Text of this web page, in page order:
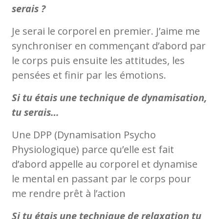
serais ?
Je serai le corporel en premier. J’aime me
synchroniser en commençant d’abord par
le corps puis ensuite les attitudes, les
pensées et finir par les émotions.
Si tu étais une technique de dynamisation,
tu serais…
Une DPP (Dynamisation Psycho
Physiologique) parce qu’elle est fait
d’abord appelle au corporel et dynamise
le mental en passant par le corps pour
me rendre prêt à l’action
Si tu étais une technique de relaxation tu